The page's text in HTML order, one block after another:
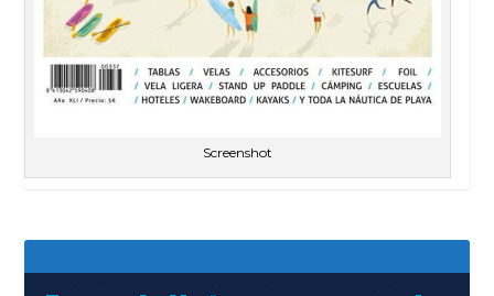
Screenshot